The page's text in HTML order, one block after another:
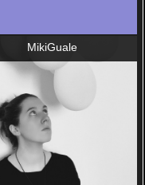
MikiGuale